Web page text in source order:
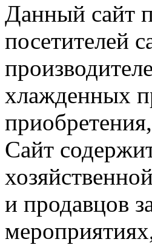
Данный сайт
посетителей
хлажденных
Сайт
и продавцов